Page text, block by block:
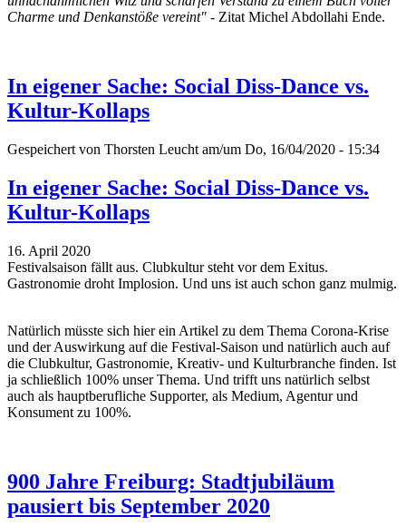
Charme und Denkanstöße vereint" - Zitat Michel Abdollahi Ende.
In eigener Sache: Social Diss-Dance vs.
Kultur-Kollaps
Gespeichert von Thorsten Leucht am/um Do, 16/04/2020 - 15:34
In eigener Sache: Social Diss-Dance vs.
Kultur-Kollaps
16. April 2020
Festivalsaison fällt aus. Clubkultur steht vor dem Exitus.
Gastronomie droht Implosion. Und uns ist auch schon ganz mulmig.
Natürlich müsste sich hier ein Artikel zu dem Thema Corona-Krise
und der Auswirkung auf die Festival-Saison und natürlich auch auf
die Clubkultur, Gastronomie, Kreativ- und Kulturbranche finden. Ist
ja schließlich 100% unser Thema. Und trifft uns natürlich selbst
auch als hauptberufliche Supporter, als Medium, Agentur und
Konsument zu 100%.
900 Jahre Freiburg: Stadtjubiläum
pausiert bis September 2020